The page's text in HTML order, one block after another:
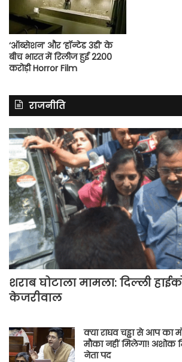
‘ऑब्सेशन’ और ‘हॉन्टेड 3डी’ के
बीच भारत में रिलीज हुई 2200
करोड़ी Horror Film
राजनीति
शराब घोटाला मामला: दिल्ली
केजरीवाल
क्या राघव चड्ढा से आप का
मौका नहीं मिलेगा! अशोक
नेता पद